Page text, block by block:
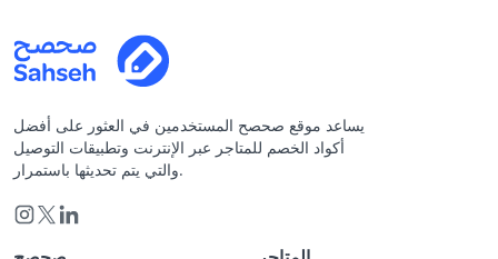
يساعد موقع صحصح المستخدمين في العثور على أفضل
أكواد الخصم للمتاجر عبر الإنترنت وتطبيقات التوصيل
والتي يتم تحديثها باستمرار.